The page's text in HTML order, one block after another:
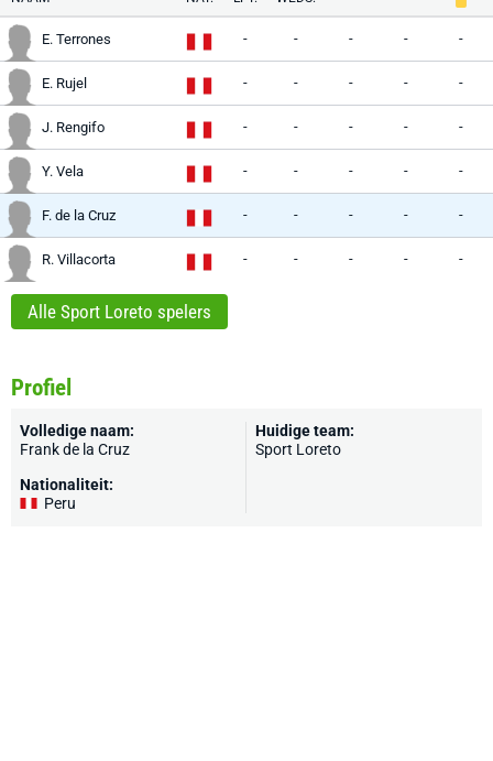
E. Terrones - - - - -
E. Rujel - - - - -
J. Rengifo - - - - -
Y. Vela - - - - -
F. de la Cruz - - - - -
R. Villacorta - - - - -
Alle Sport Loreto spelers
Profiel
Volledige naam:
Frank de la Cruz
Nationaliteit:
Peru
Huidige team:
Sport Loreto